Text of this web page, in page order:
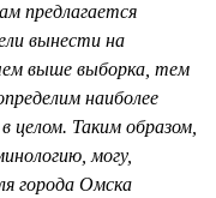
предлагается
вынести на
выше выборка, тем
наиболее
целом. Таким образом,
могу,
города Омска